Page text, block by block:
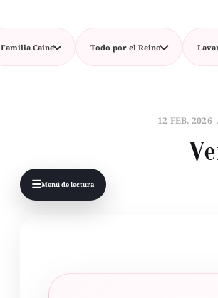
Familia Caine Todo por el Reino
12 FEB. 2026
☰Menú de lectura